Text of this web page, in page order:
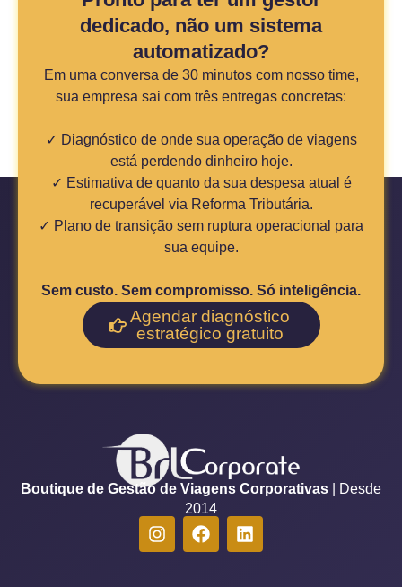
dedicado, não um sistema
automatizado?
Em uma conversa de 30 minutos com nosso time,
sua empresa sai com três entregas concretas:
✓ Diagnóstico de onde sua operação de viagens
está perdendo dinheiro hoje.
✓ Estimativa de quanto da sua despesa atual é
recuperável via Reforma Tributária.
✓ Plano de transição sem ruptura operacional para
sua equipe.
Sem custo. Sem compromisso. Só inteligência.
Agendar diagnóstico
estratégico gratuito
Boutique de Gestão de Viagens Corporativas | Desde
2014